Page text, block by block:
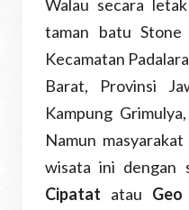
Walau secara
taman batu
Kecamatan
Barat, Provinsi
Kampung
Namun
wisata ini dengan
Cipatat atau